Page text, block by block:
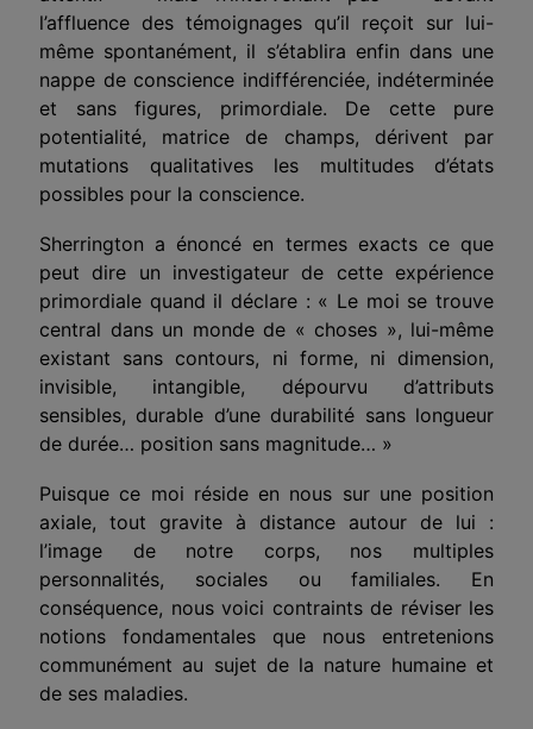
l’affluence des témoignages qu’il reçoit sur lui-
même spontanément, il s’établira enfin dans une
nappe de conscience indifférenciée, indéterminée
et sans figures, primordiale. De cette pure
potentialité, matrice de champs, dérivent par
mutations qualitatives les multitudes d’états
possibles pour la conscience.
Sherrington a énoncé en termes exacts ce que
peut dire un investigateur de cette expérience
primordiale quand il déclare : « Le moi se trouve
central dans un monde de « choses », lui-même
existant sans contours, ni forme, ni dimension,
invisible, intangible, dépourvu d’attributs
sensibles, durable d’une durabilité sans longueur
de durée… position sans magnitude… »
Puisque ce moi réside en nous sur une position
axiale, tout gravite à distance autour de lui :
l’image de notre corps, nos multiples
personnalités, sociales ou familiales. En
conséquence, nous voici contraints de réviser les
notions fondamentales que nous entretenions
communément au sujet de la nature humaine et
de ses maladies.